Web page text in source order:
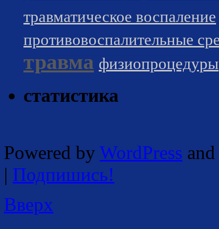
травматическое воспаление
противовоспалительные
травма физиопроцедуры
статистика
Powered by WordPress
| Подпишись!
Вверх